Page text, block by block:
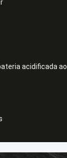
acidificada ao